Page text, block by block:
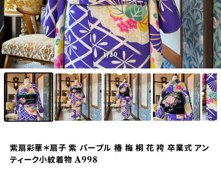
1/20
紫扇彩華＊扇子 紫 パープル 椿 梅 桐 花 袴 卒業式 アン
ティーク小紋着物 A998